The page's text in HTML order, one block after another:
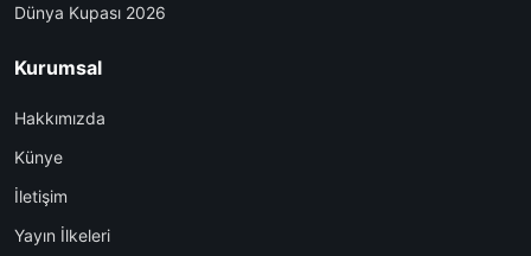
Dünya Kupası 2026
Kurumsal
Hakkımızda
Künye
İletişim
Yayın İlkeleri